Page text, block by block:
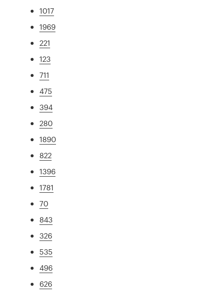
1017
1969
221
123
711
475
394
280
1890
822
1396
1781
70
843
326
535
496
626